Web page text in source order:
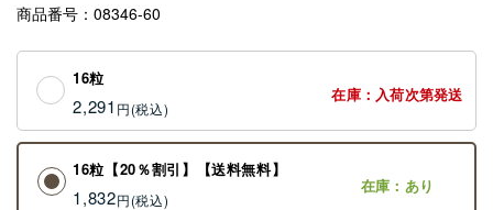
商品番号 08346-60
16粒
2,291 円
在庫：入荷次第発送
16粒【20％割引】【送料無料】
1,832円
在庫：あり